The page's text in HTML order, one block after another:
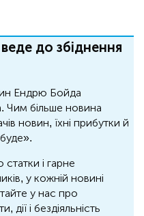
до збіднення
Ендрю Бойда
Чим більше новина
новин, їхні прибутки й
і гарне
у кожній новині
у нас про
дії і бездіяльність